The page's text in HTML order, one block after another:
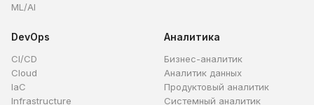
ML/AI
DevOps
CI/CD
Cloud
IaC
Infrastructure
Аналитика
Бизнес-аналитик
Аналитик данных
Продуктовый аналитик
Системный аналитик